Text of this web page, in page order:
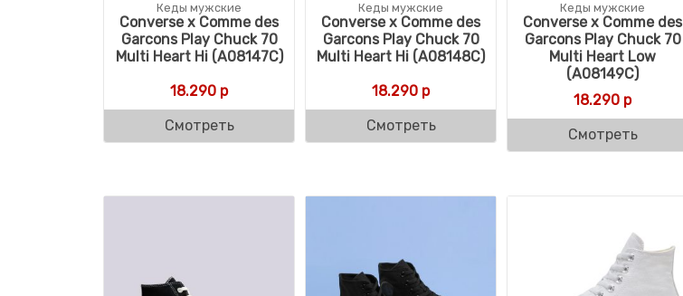
Кеды мужские
Converse x Comme des
Garcons Play Chuck 70
Multi Heart Hi (A08147C)
18.290 р
Смотреть
Кеды мужские
Converse x Comme des
Garcons Play Chuck 70
Multi Heart Hi (A08148C)
18.290 р
Смотреть
Кеды мужские
Converse x Comme des
Garcons Play Chuck 70
Multi Heart Low
(A08149C)
18.290 р
Смотреть